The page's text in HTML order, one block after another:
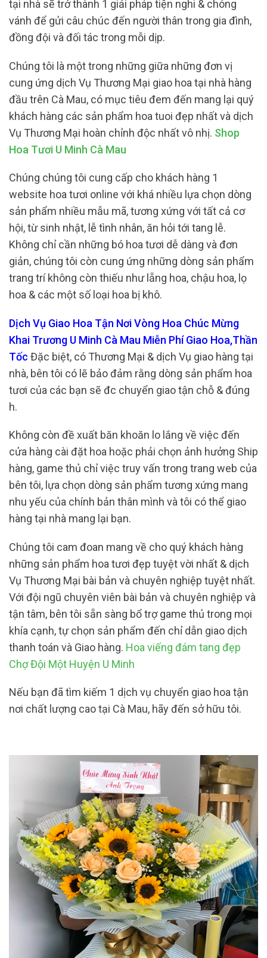
tại nhà sẽ trở thành 1 giải pháp tiện nghi & chóng
vánh để gửi câu chúc đến người thân trong gia đình,
đồng đội và đối tác trong mỗi dịp.
Chúng tôi là một trong những giữa những đơn vị
cung ứng dịch Vụ Thương Mại giao hoa tại nhà hàng
đầu trên Cà Mau, có mục tiêu đem đến mang lại quý
khách hàng các sản phẩm hoa tuoi đẹp nhất và dịch
Vụ Thương Mại hoàn chỉnh độc nhất vô nhị. Shop
Hoa Tươi U Minh Cà Mau
Chúng chúng tôi cung cấp cho khách hàng 1
website hoa tươi online với khá nhiều lựa chọn dòng
sản phẩm nhiều mẫu mã, tương xứng với tất cả cơ
hội, từ sinh nhật, lễ tình nhân, ăn hỏi tới tang lễ.
Không chỉ cần những bó hoa tươi dễ dàng và đơn
giản, chúng tôi còn cung ứng những dòng sản phẩm
trang trí không còn thiếu như lẵng hoa, chậu hoa, lọ
hoa & các một số loại hoa bị khô.
Dịch Vụ Giao Hoa Tận Nơi Vòng Hoa Chúc Mừng
Khai Trương U Minh Cà Mau Miễn Phí Giao Hoa,Thần
Tốc Đặc biệt, có Thương Mại & dịch Vụ giao hàng tại
nhà, bên tôi có lẽ bảo đảm rằng dòng sản phẩm hoa
tươi của các bạn sẽ đc chuyển giao tận chỗ & đúng
h.
Không còn đề xuất băn khoăn lo lắng về việc đến
cửa hàng cài đặt hoa hoặc phải chọn ảnh hưởng Ship
hàng, game thủ chỉ việc truy vấn trong trang web của
bên tôi, lựa chọn dòng sản phẩm tương xứng mang
nhu yếu của chính bản thân mình và tôi có thể giao
hàng tại nhà mang lại bạn.
Chúng tôi cam đoan mang về cho quý khách hàng
những sản phẩm hoa tươi đẹp tuyệt vời nhất & dịch
Vụ Thương Mại bài bản và chuyên nghiệp tuyệt nhất.
Với đội ngũ chuyên viên bài bản và chuyên nghiệp và
tận tâm, bên tôi sẵn sàng bổ trợ game thủ trong mọi
khía cạnh, tự chọn sản phẩm đến chỉ dẫn giao dịch
thanh toán và Giao hàng. Hoa viếng đám tang đẹp
Chợ Đội Một Huyện U Minh
Nếu bạn đã tìm kiếm 1 dịch vụ chuyển giao hoa tận
nơi chất lượng cao tại Cà Mau, hãy đến sở hữu tôi.